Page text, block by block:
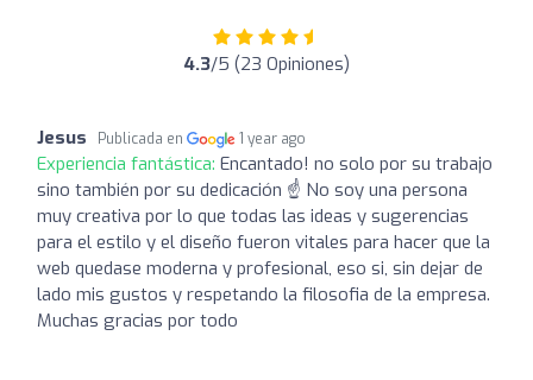
4.3/5 (23 Opiniones)
Jesus Publicada en 1 year ago
Experiencia fantástica: Encantado! no solo por su trabajo
sino también por su dedicación ☝️ No soy una persona
muy creativa por lo que todas las ideas y sugerencias
para el estilo y el diseño fueron vitales para hacer que la
web quedase moderna y profesional, eso si, sin dejar de
lado mis gustos y respetando la filosofia de la empresa.
Muchas gracias por todo